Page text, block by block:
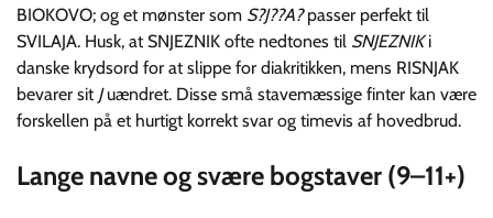
BIOKOVO; og et mønster som S?J??A?passer perfekt til
SVILAJA. Husk, at SNJEZNIK ofte nedtones til SNJEZNIKi
danske krydsord for at slippe for diakritikken, mens RISNJAK
bevarer sit Juændret. Disse små stavemæssige finter kan være
forskellen på et hurtigt korrekt svar og timevis af hovedbrud.
Lange navne og svære bogstaver (9–11+)